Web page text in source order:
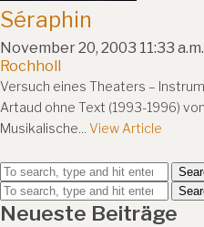
Séraphin
November 20, 2003 11:33 a.m.
Rochholl
Versuch eines Theaters –
Artaud ohne Text (1993-1996)
Musikalische... View Article
Neueste Beiträge